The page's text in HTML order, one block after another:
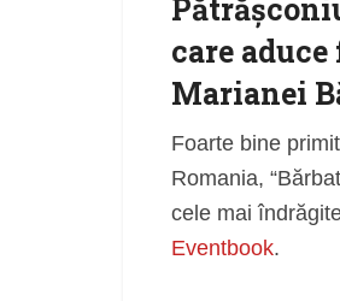
care
Marianei
Foarte bine
Romania,
cele mai
Eventbook.